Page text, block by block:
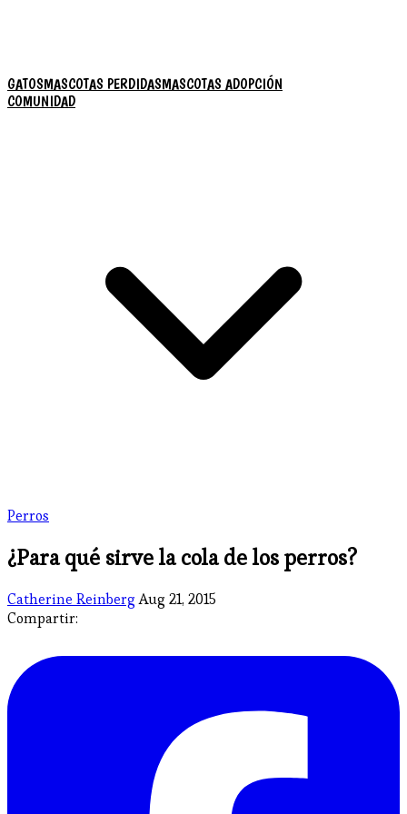
GATOSMASCOTAS PERDIDASMASCOTAS ADOPCIÓN
COMUNIDAD
Perros
¿Para qué sirve la cola de los perros?
Catherine Reinberg Aug 21, 2015
Compartir: